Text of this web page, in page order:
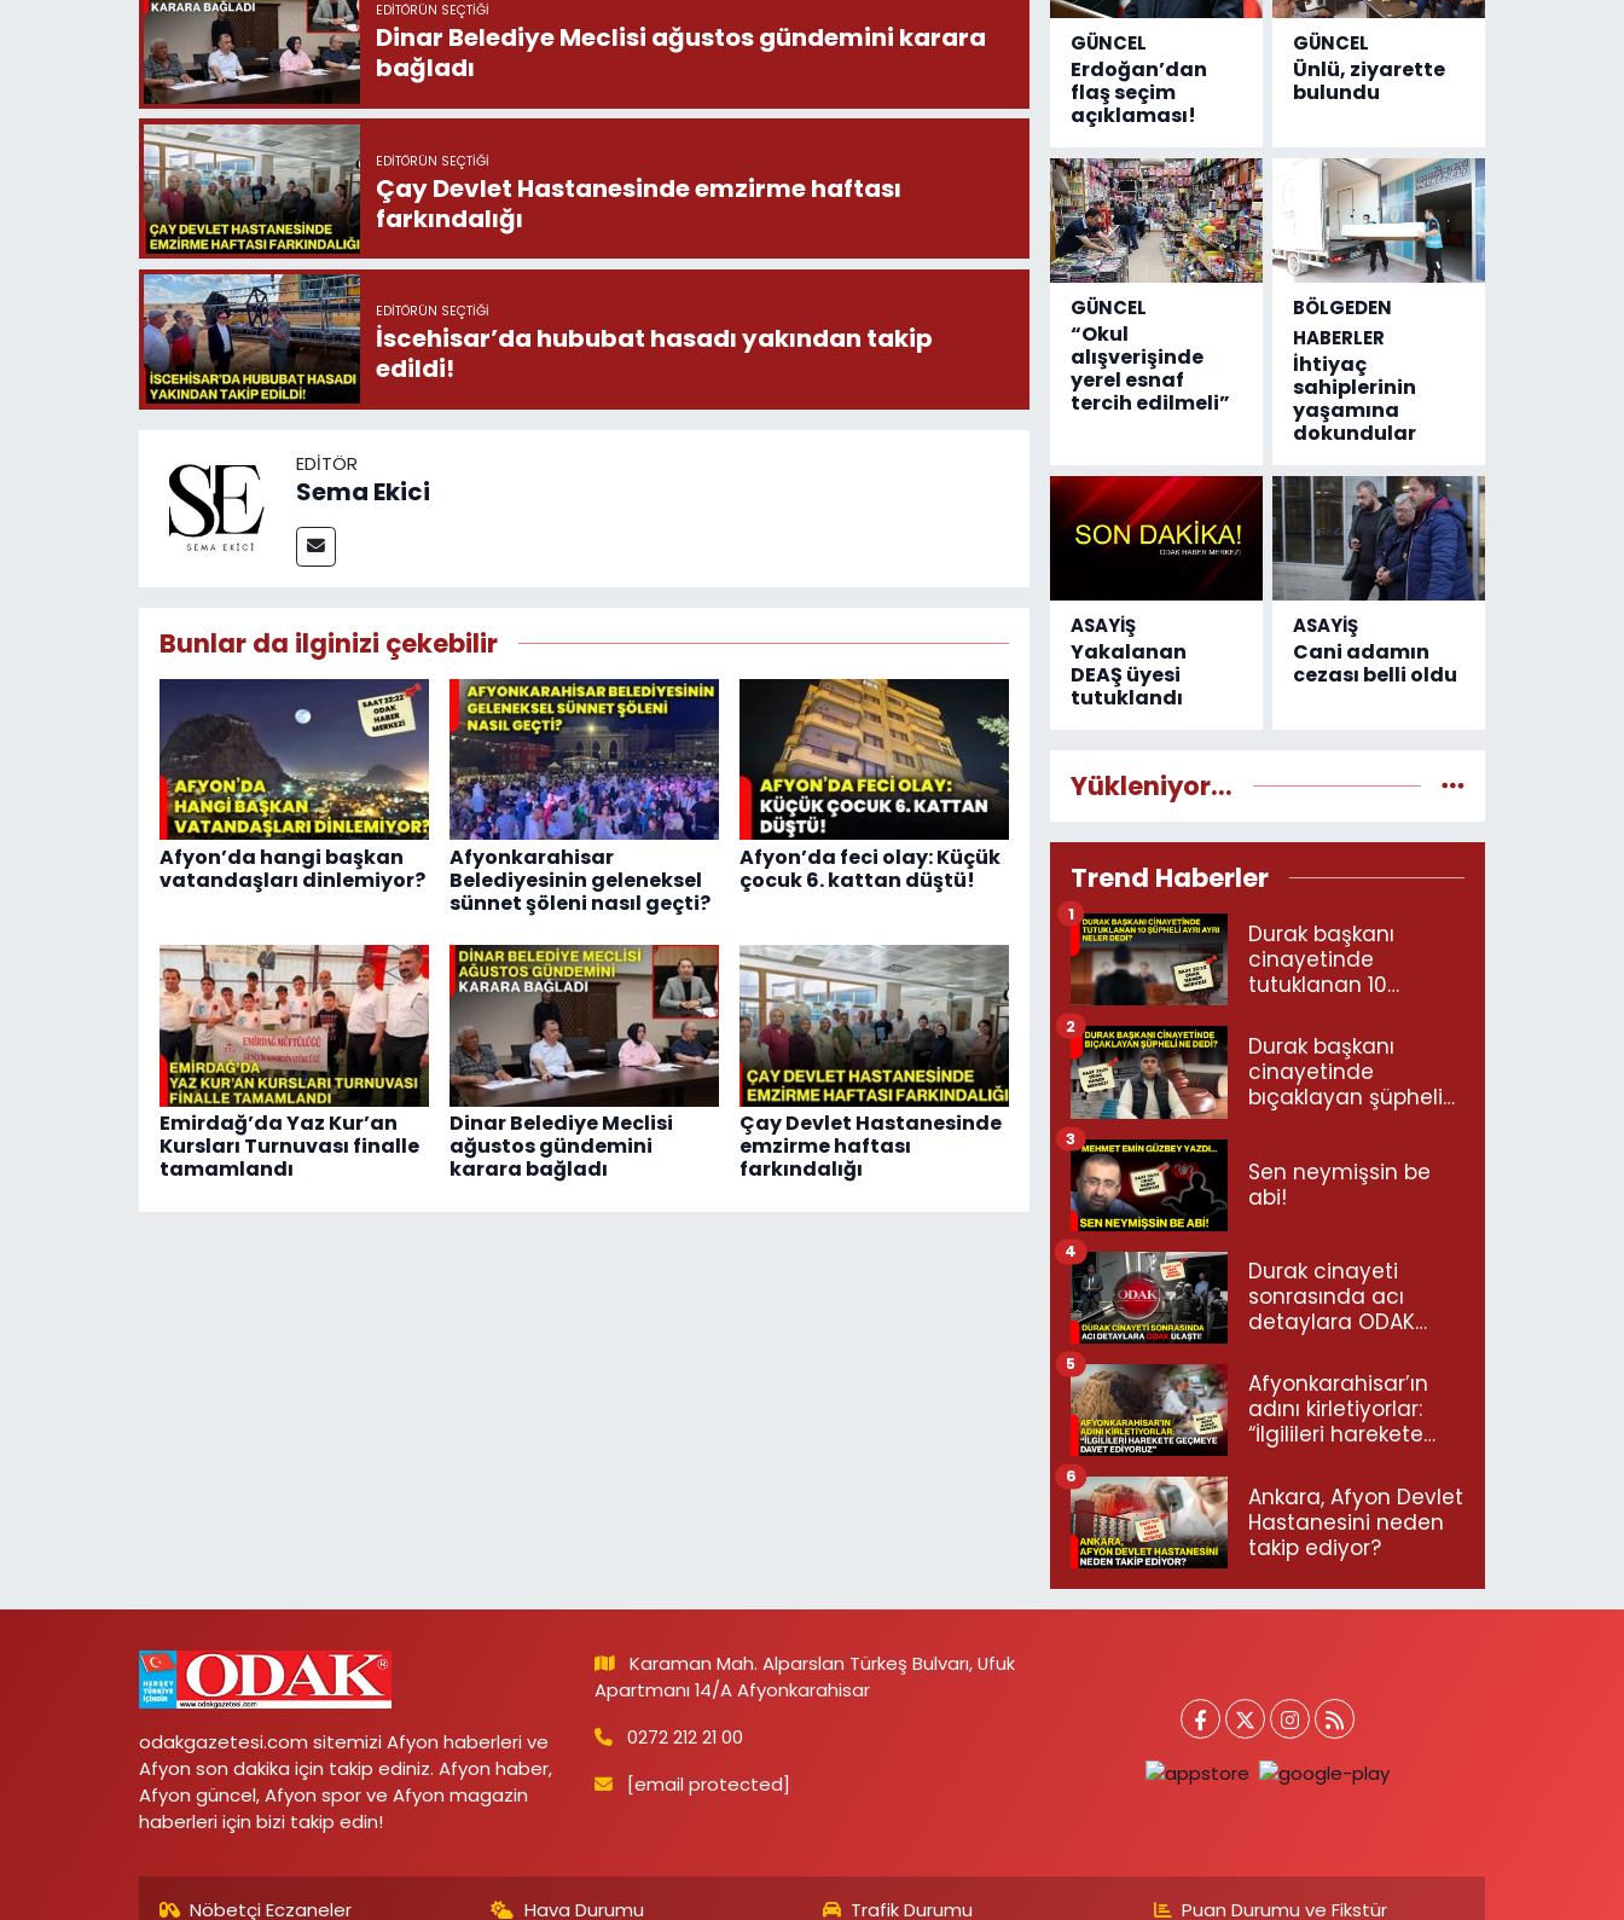
EDITÖRÜN SEÇTIĞI
Dinar Belediye Meclisi ağustos gündemini karara
bağladı
EDITÖRÜN SEÇTIĞI
Çay Devlet Hastanesinde emzirme haftası
farkındalığı
EDITÖRÜN SEÇTIĞI
İscehisar’da hububat hasadı yakından takip
edildi!
EDITÖR
Sema Ekici
Bunlar da ilginizi çekebilir
Afyon’da hangi başkan
vatandaşları dinlemiyor?
Afyonkarahisar
Belediyesinin geleneksel
sünnet şöleni nasıl geçti?
Afyon’da feci olay: Küçük
çocuk 6. kattan düştü!
Emirdağ’da Yaz Kur’an
Kursları Turnuvası finalle
tamamlandı
Dinar Belediye Meclisi
ağustos gündemini
karara bağladı
Çay Devlet Hastanesinde
emzirme haftası
farkındalığı
GÜNCEL
Erdoğan’dan
flaş seçim
açıklaması!
GÜNCEL
Ünlü, ziyarette
bulundu
GÜNCEL
“Okul
alışverişinde
yerel esnaf
tercih edilmeli”
BÖLGEDEN
HABERLER
İhtiyaç
sahiplerinin
yaşamına
dokundular
ASAYİŞ
Yakalanan
DEAŞ üyesi
tutuklandı
ASAYİŞ
Cani adamın
cezası belli oldu
Yükleniyor...
Trend Haberler
Durak başkanı
cinayetinde
tutuklanan 10
neler dedi?
1
Durak başkanı
cinayetinde
bıçaklayan şüpheli
2
Sen neymişsin be
abi!
3
Durak cinayeti
sonrasında acı
detaylara ODAK
4
Afyonkarahisar’ın
adını kirletiyorlar:
“İlgilileri harekete
ediyoruz”
5
Ankara, Afyon Devlet
Hastanesini neden
takip ediyor?
6
odakgazetesi.com sitemizi Afyon haberleri ve
Afyon son dakika için takip ediniz. Afyon haber,
Afyon güncel, Afyon spor ve Afyon magazin
haberleri için bizi takip edin!
Karaman Mah. Alparslan Türkeş Bulvarı, Ufuk
Apartmanı 14/A Afyonkarahisar
0272 212 21 00
[email protected]
Nöbetçi Eczaneler Hava Durumu Trafik Durumu Puan Durumu ve Fikstür